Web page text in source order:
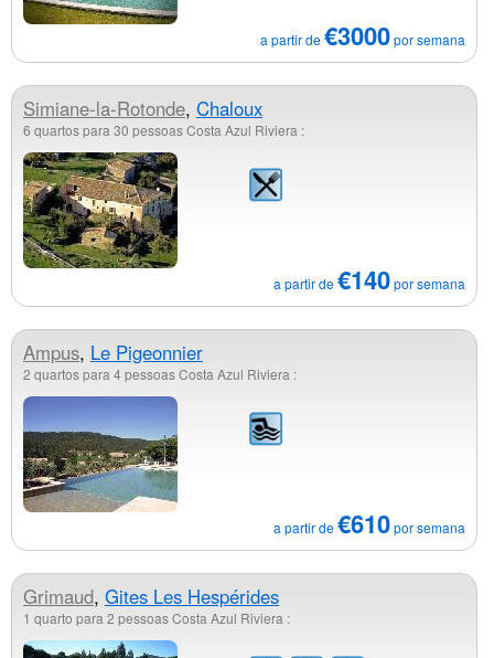
a partir de€3000por semana
Simiane-la-Rotonde, Chaloux
6 quartos para 30 pessoas Costa Azul Riviera :
a partir de€140por semana
Ampus, Le Pigeonnier
2 quartos para 4 pessoas Costa Azul Riviera :
a partir de€610por semana
Grimaud, Gites Les Hespérides
1 quarto para 2 pessoas Costa Azul Riviera :